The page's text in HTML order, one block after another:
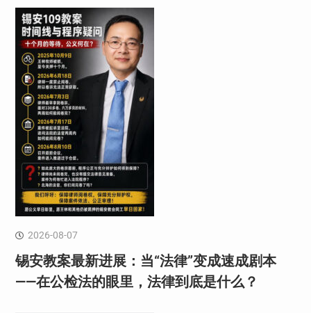
2026-08-07
锡安教案最新进展：当“法律”变成速成剧本
——在公检法的眼里，法律到底是什么？